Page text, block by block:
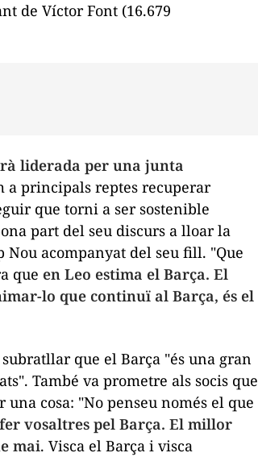
de Víctor Font (16.679
liderada per una junta
a principals reptes recuperar
que torni a ser sostenible
part del seu discurs a lloar la
Nou acompanyat del seu fill. "Que
que en Leo estima el Barça. El
lo que continuï al Barça, és el
que el Barça "és una gran
També va prometre als socis que
cosa: "No penseu només el que
vosaltres pel Barça. El millor
mai. Visca el Barça i visca